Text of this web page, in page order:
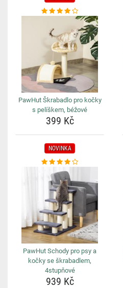
PawHut Škrabadlo pro kočky
s pelíškem, béžové
399 Kč
NOVINKA
PawHut Schody pro psy a
kočky se škrabadlem,
4stupňové
939 Kč